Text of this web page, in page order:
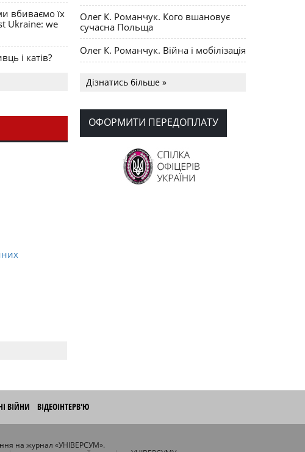
вбиваємо їх
Ukraine: we
і катів?
Олег К. Романчук. Кого вшановує
сучасна Польща
Олег К. Романчук. Війна і мобілізація
долучилися до найбільшої
День Вишиванки в Норт Порті
OPUS MAGNUM Олега К. Романчука
Дізнатись більше »
ОФОРМИТИ ПЕРЕДОПЛАТУ
ВІЙНИ ВІДЕОІНТЕРВ'Ю
на журнал «УНІВЕРСУМ».